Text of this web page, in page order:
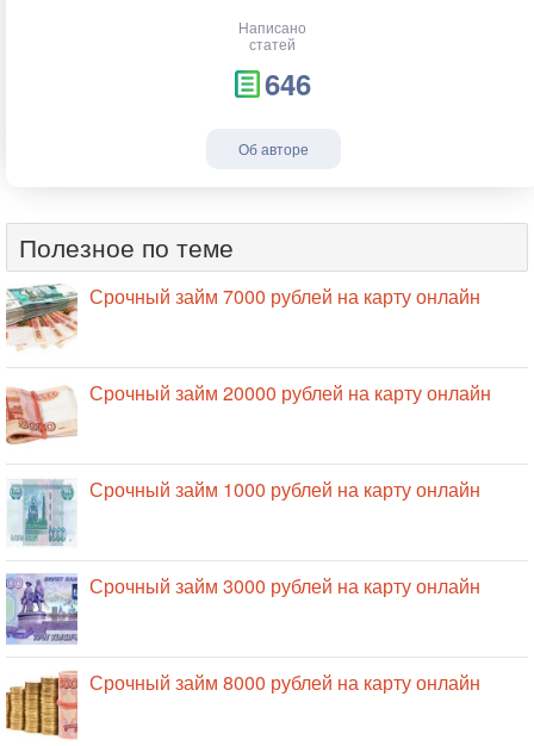
Написано
статей
646
Об авторе
Полезное по теме
Срочный займ 7000 рублей на карту онлайн
Срочный займ 20000 рублей на карту онлайн
Срочный займ 1000 рублей на карту онлайн
Срочный займ 3000 рублей на карту онлайн
Срочный займ 8000 рублей на карту онлайн